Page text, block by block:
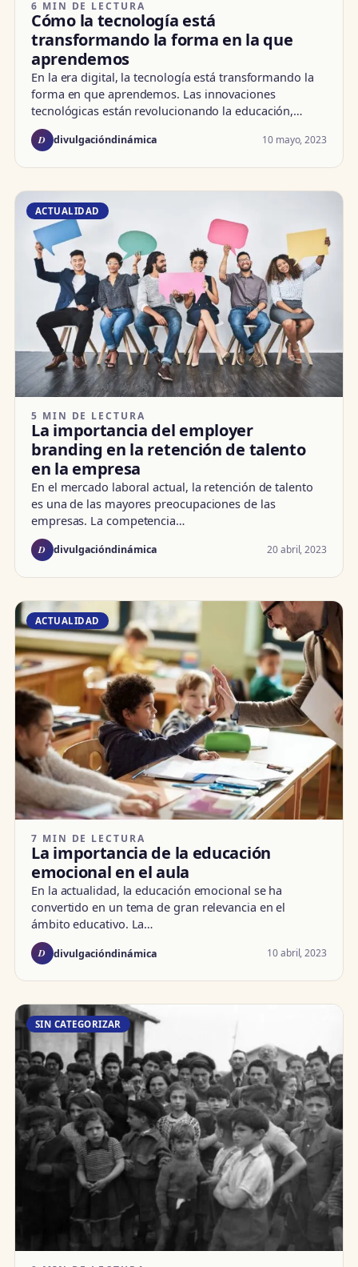
6 MIN DE LECTURA
Cómo la tecnología está
transformando la forma en la que
aprendemos
En la era digital, la tecnología está transformando la
forma en que aprendemos. Las innovaciones
tecnológicas están revolucionando la educación,…
D divulgacióndinámica 10 mayo, 2023
ACTUALIDAD
5 MIN DE LECTURA
La importancia del employer
branding en la retención de talento
en la empresa
En el mercado laboral actual, la retención de talento
es una de las mayores preocupaciones de las
empresas. La competencia…
D divulgacióndinámica 20 abril, 2023
ACTUALIDAD
7 MIN DE LECTURA
La importancia de la educación
emocional en el aula
En la actualidad, la educación emocional se ha
convertido en un tema de gran relevancia en el
ámbito educativo. La…
D divulgacióndinámica 10 abril, 2023
SIN CATEGORIZAR